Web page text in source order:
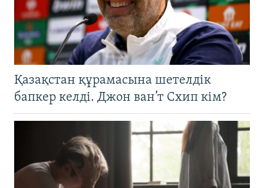
Қазақстан құрамасына шетелдік
бапкер келді. Джон ван’т Схип кім?